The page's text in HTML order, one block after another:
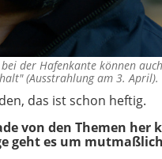
der Hafenkante können
(Ausstrahlung am 3.
das ist schon heftig.
von den Themen her
geht es um